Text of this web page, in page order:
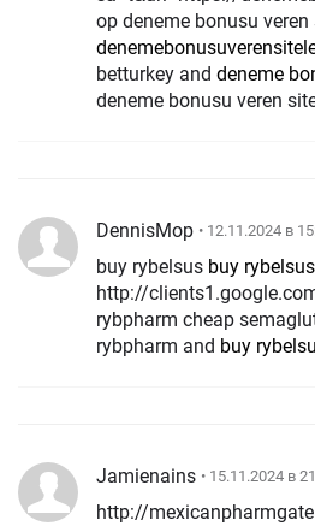
op deneme bonusu
betturkey and deneme
deneme bonusu veren
DennisMop • 12.11.2024 в
buy rybelsus buy rybelsus
http://
rybpharm cheap
rybpharm and buy
Jamienains • 15.11.2024 в
http://